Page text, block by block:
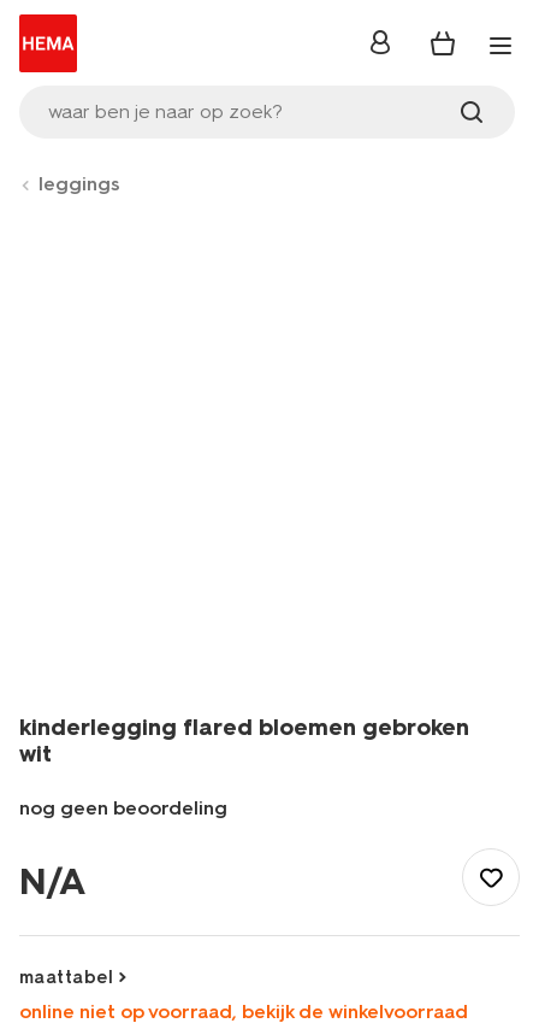
waar ben je naar op zoek?
inloggen
leggings
kinderlegging flared bloemen gebroken
wit
nog geen beoordeling
broeken-
jeans/legging/kinderlegging-
bloemen-
gebroken-
30815006OFFWHITE.html
N/A
maattabel
online niet op voorraad, bekijk de winkelvoorraad